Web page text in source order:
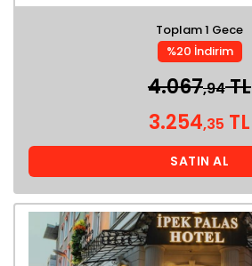
Toplam 1 Gece
%20 İndirim
4.067,94TL
3.254,35 TL
SATIN AL